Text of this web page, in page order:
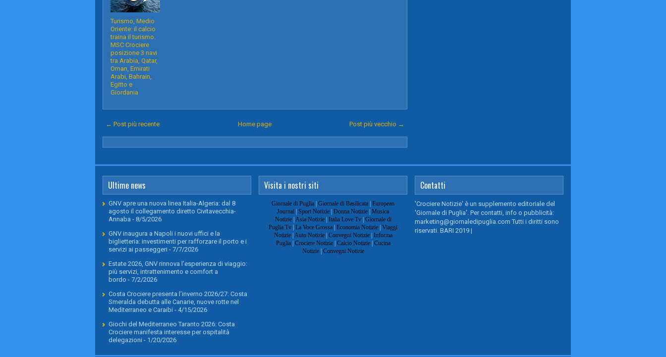
Turismo, Medio
Oriente: il calcio
traina il turismo.
MSC Crociere
posizione 3 navi
tra Arabia, Qatar,
Oman, Emirati
Arabi, Bahrain,
Egitto e
Giordania
← Post più recente Post più vecchio →
Home page
Ultime news
GNV apre una nuova linea Italia-Algeria: dal 8
agosto il collegamento diretto Civitavecchia-
Annaba - 8/5/2026
GNV inaugura a Napoli i nuovi uffici e la
biglietteria: investimenti per rafforzare il porto e i
servizi ai passeggeri - 7/7/2026
Estate 2026, GNV rinnova l’esperienza di viaggio:
più servizi, intrattenimento e comfort a
bordo - 7/2/2026
Costa Crociere presenta l’inverno 2026/27: Costa
Smeralda debutta alle Canarie, nuove rotte nel
Mediterraneo e Caraibi - 4/15/2026
Giochi del Mediterraneo Taranto 2026: Costa
Crociere manifesta interesse per ospitalità
delegazioni - 1/20/2026
Visita i nostri siti
Giornale di Puglia | Giornale di Basilicata | European
Journal | Sport Notizie | Donna Notizie | Musica
Notizie| Asia Notizie| Italia Love Tv| Giornale di
Puglia Tv | La Voce Grossa | Economia Notizie | Viaggi
Notizie| Auto Notizie| Convegni Notizie| Informa
Puglia| Crociere Notizie| Calcio Notizie| Cucina
Notizie| Convegni Notizie
Contatti
'Crociere Notizie' è un supplemento editoriale del
'Giornale di Puglia'. Per contatti, info o pubblicità:
marketing@giornaledipuglia.com Tutti i diritti sono
riservati. BARI 2019 |